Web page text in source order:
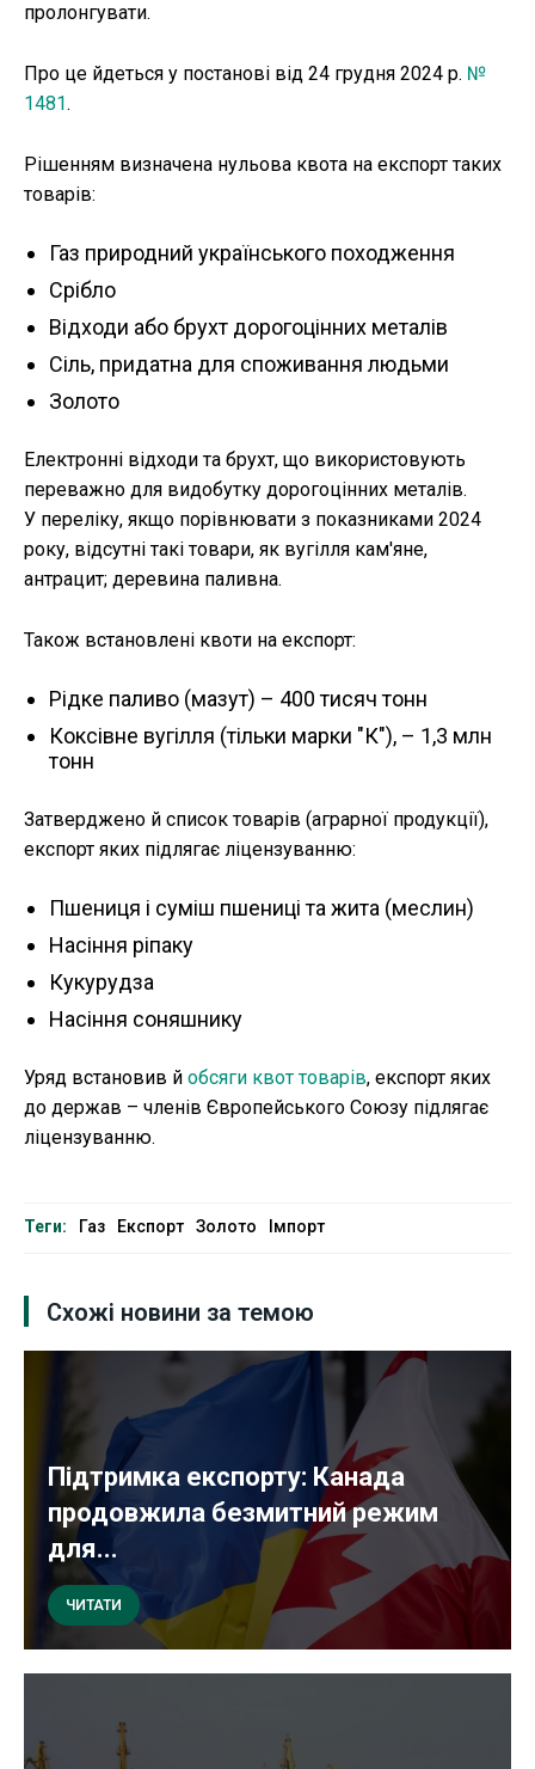
пролонгувати.
Про це йдеться у постанові від 24 грудня 2024 р. №
1481.
Рішенням визначена нульова квота на експорт таких
товарів:
Газ природний українського походження
Срібло
Відходи або брухт дорогоцінних металів
Сіль, придатна для споживання людьми
Золото
Електронні відходи та брухт, що використовують
переважно для видобутку дорогоцінних металів.
У переліку, якщо порівнювати з показниками 2024
року, відсутні такі товари, як вугілля кам'яне,
антрацит; деревина паливна.
Також встановлені квоти на експорт:
Рідке паливо (мазут) – 400 тисяч тонн
Коксівне вугілля (тільки марки "К"), – 1,3 млн
тонн
Затверджено й список товарів (аграрної продукції),
експорт яких підлягає ліцензуванню:
Пшениця і суміш пшениці та жита (меслин)
Насіння ріпаку
Кукурудза
Насіння соняшнику
Уряд встановив й обсяги квот товарів, експорт яких
до держав – членів Європейського Союзу підлягає
ліцензуванню.
Теги: Газ Експорт Золото Імпорт
Схожі новини за темою
Підтримка експорту: Канада
продовжила безмитний режим
для...
ЧИТАТИ